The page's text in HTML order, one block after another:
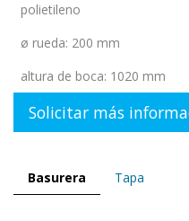
polietileno
ø rueda: 200 mm
altura de boca: 1020 mm
Solicitar más
Basurera Tapa